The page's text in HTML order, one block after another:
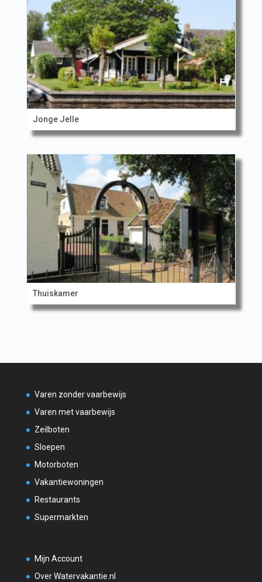
Jonge Jelle
Thuiskamer
Varen zonder vaarbewijs
Varen met vaarbewijs
Zeilboten
Sloepen
Motorboten
Vakantiewoningen
Restaurants
Supermarkten
Mijn Account
Over Watervakantie.nl